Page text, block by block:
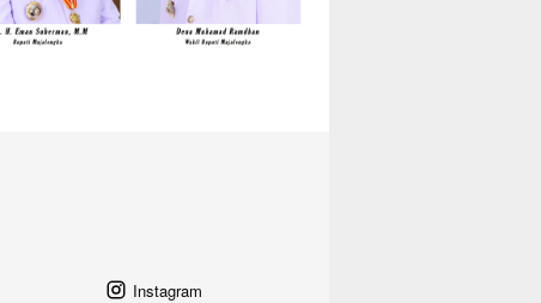
Instagram